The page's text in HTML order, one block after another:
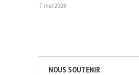
7 mai 2026
NOUS SOUTENIR